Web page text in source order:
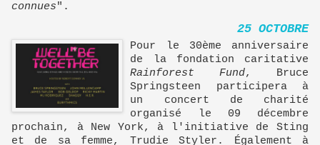
connues".
25 OCTOBRE
Pour le 30ème anniversaire
de la fondation caritative
Rainforest Fund, Bruce
Springsteen participera à
un concert de charité
organisé le 09 décembre
prochain, à New York, à l'initiative de Sting
et de sa femme, Trudie Styler. Également à